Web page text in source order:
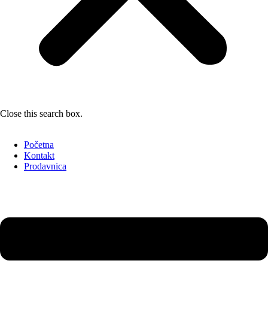
Close this search box.
Početna
Kontakt
Prodavnica